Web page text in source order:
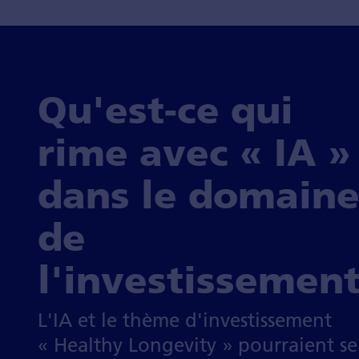
Qu'est-ce qui
rime avec « IA »
dans le
de
L'IA et le thème d'investissement
« Healthy Longevity » pourraient se